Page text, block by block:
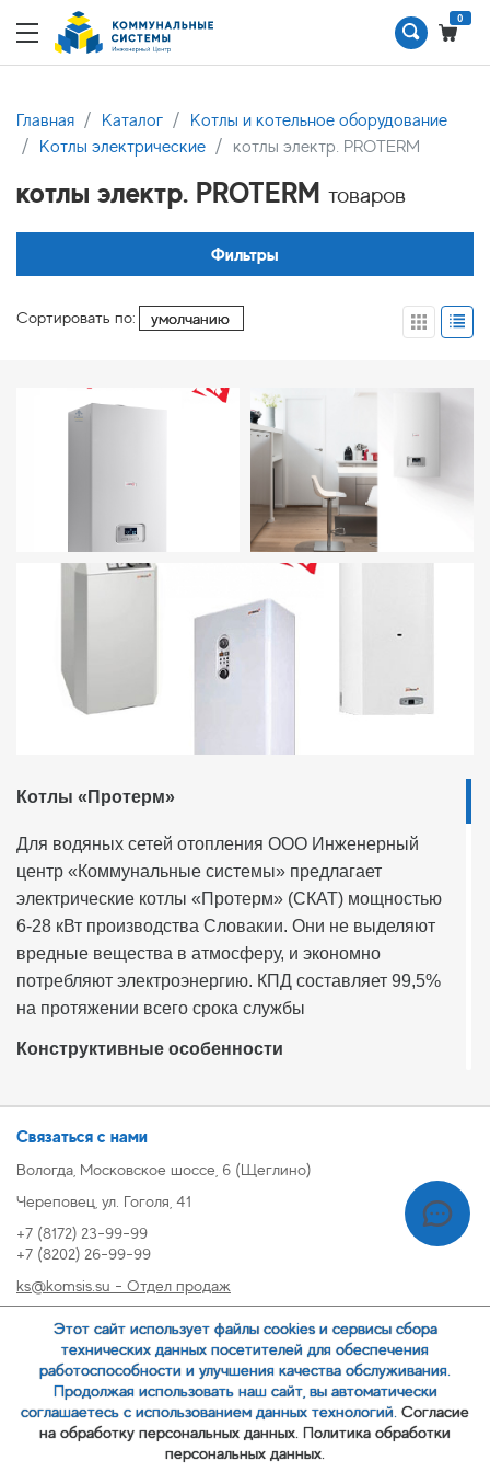
0
Главная Каталог
Котлы и котельное оборудование
Котлы электрические
котлы электр. PROTERM
котлы электр. PROTERM товаров
Фильтры
Сортировать по:
Котлы «Протерм»
Для водяных сетей отопления ООО Инженерный
центр «Коммунальные системы» предлагает
электрические котлы «Протерм» (СКАТ) мощностью
6-28 кВт производства Словакии. Они не выделяют
вредные вещества в атмосферу, и экономно
потребляют электроэнергию. КПД составляет 99,5%
на протяжении всего срока службы
Конструктивные особенности
основное отопительное оборудование при отсутствии
подключения к газопроводу или устанавливают в
дополнение к твердотопливному или газовому.
которого можно контролировать показатели
давления и температуры теплоносителя.
Принудительную циркуляцию рабочей среды
обеспечивает трехскоростной насос.
Купив котел «Протерм», можно организовать систему
водяного отопления в частном доме, на даче или в
Связаться с нами
Вологда, Московское шоссе, 6 (Щеглино)
Череповец, ул. Гоголя, 41
+7 (8172) 23-99-99
+7 (8202) 26-99-99
ks@komsis.su - Отдел продаж
oz@komsis.su - Отдел закупок
ЗАКАЗАТЬ ЗВОНОК
Этот сайт использует файлы cookies и сервисы сбора
технических данных посетителей для обеспечения
работоспособности и улучшения качества обслуживания.
Продолжая использовать наш сайт, вы автоматически
соглашаетесь с использованием данных технологий. Согласие
на обработку персональных данных. Политика обработки
персональных данных.